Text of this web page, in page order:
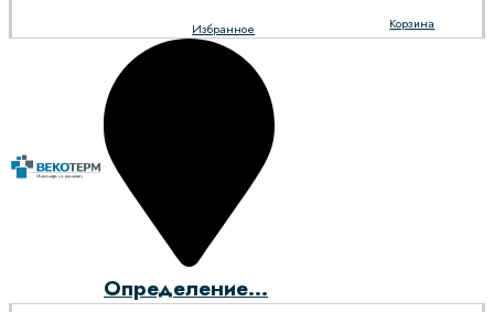
Корзина
Избранное
Определение...